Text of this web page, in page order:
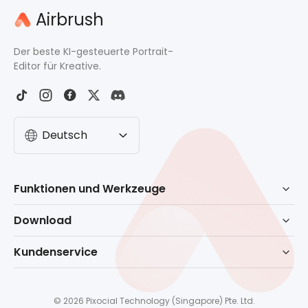
Airbrush
Der beste KI-gesteuerte Portrait-
Editor für Kreative.
Deutsch
Funktionen und Werkzeuge
Radierer
Hintergrund erntfernen
Gesichts-Editor
Download
Herunterladen für macOS
Kundenservice
Kontaktieren Sie uns
© 2026 Pixocial Technology (Singapore) Pte. Ltd.